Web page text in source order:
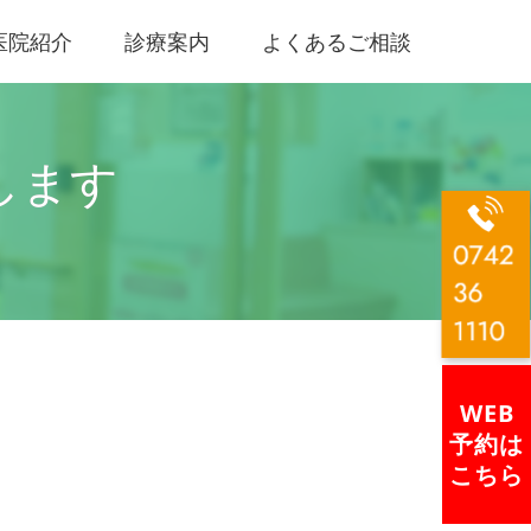
院紹介 診療案内 よくあるご相談
ます
WEB
予約は
こちら